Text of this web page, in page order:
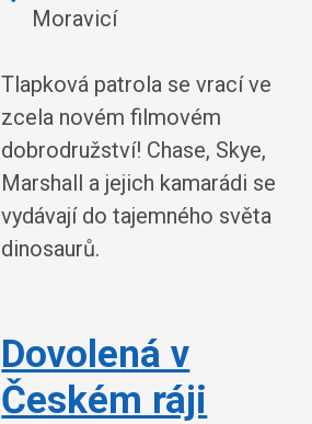
Moravicí
Tlapková patrola se vrací ve
zcela novém filmovém
dobrodružství! Chase, Skye,
Marshall a jejich kamarádi se
vydávají do tajemného světa
dinosaurů.
Dovolená v
Českém ráji